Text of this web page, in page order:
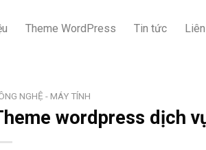
Theme WordPress Tin tức
NGHỆ - MÁY TÍNH
wordpress dịch